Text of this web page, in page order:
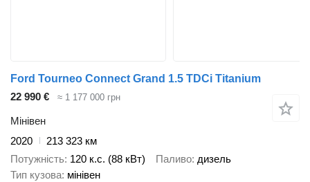
Ford Tourneo Connect Grand 1.5 TDCi Titanium
22 990 €
≈ 1 177 000 грн
Мінівен
2020
213 323 км
Потужність 120 к.с. (88 кВт) Паливо дизель
Тип кузова мінівен